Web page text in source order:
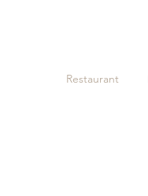
Restaurant